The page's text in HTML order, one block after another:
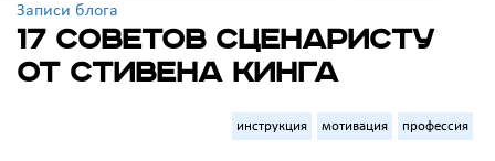
Записи блога
17 советов сценаристу
от Стивена Кинга
инструкция мотивация профессия